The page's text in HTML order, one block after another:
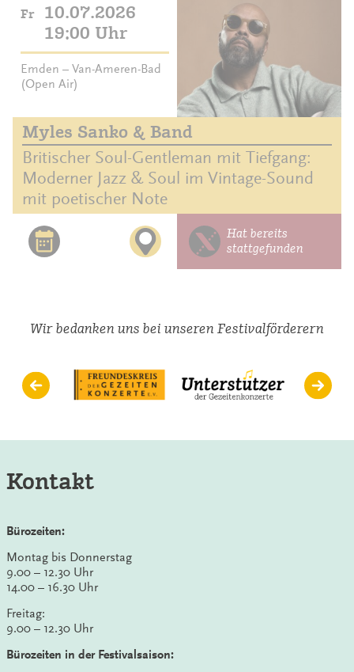
Fr
10.07.2026
19:00 Uhr
Emden – Van-Ameren-Bad
(Open Air)
Myles Sanko & Band
Britischer Soul-Gentleman mit Tiefgang:
Moderner Jazz & Soul im Vintage-Sound
mit poetischer Note
Hat bereits
stattgefunden
Wir bedanken uns bei unseren Festivalförderern
Kontakt
Bürozeiten:
Montag bis Donnerstag
9.00 – 12.30 Uhr
14.00 – 16.30 Uhr
Freitag:
9.00 – 12.30 Uhr
Bürozeiten in der Festivalsaison: